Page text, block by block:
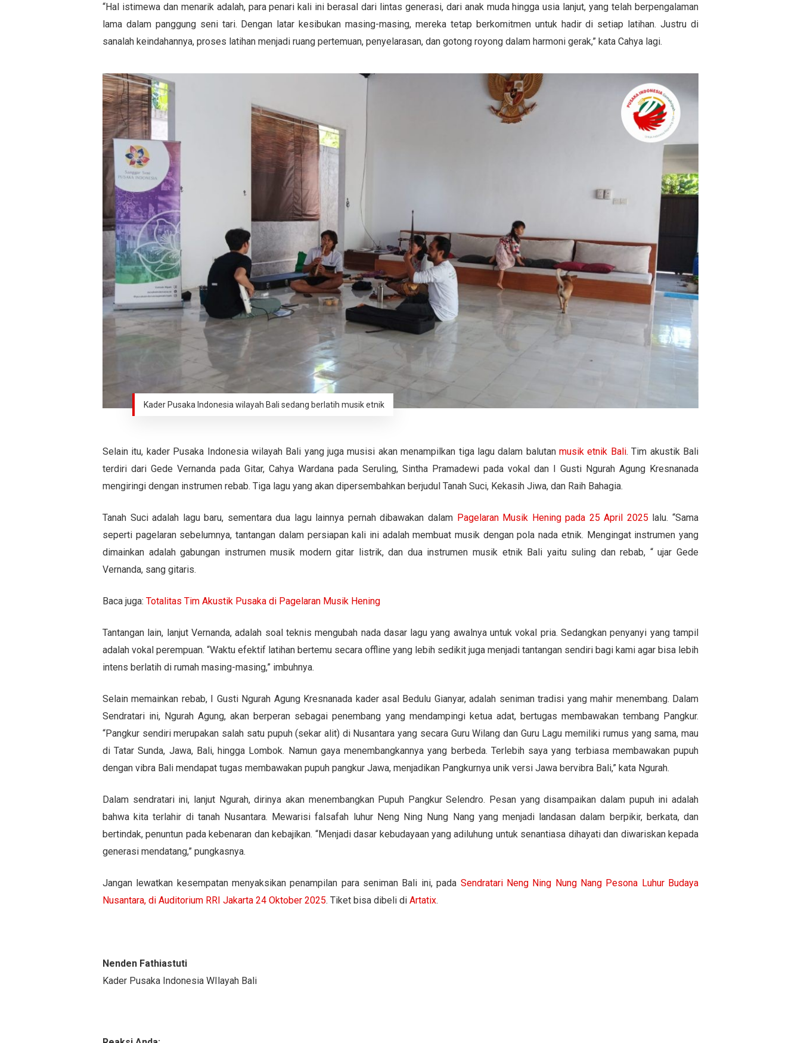
“Hal istimewa dan menarik adalah, para penari kali ini berasal dari lintas generasi, dari anak muda hingga usia lanjut, yang telah berpengalaman
lama dalam panggung seni tari. Dengan latar kesibukan masing-masing, mereka tetap berkomitmen untuk hadir di setiap latihan. Justru di
sanalah keindahannya, proses latihan menjadi ruang pertemuan, penyelarasan, dan gotong royong dalam harmoni gerak,” kata Cahya lagi.
Kader Pusaka Indonesia wilayah Bali sedang berlatih musik etnik
Selain itu, kader Pusaka Indonesia wilayah Bali yang juga musisi akan menampilkan tiga lagu dalam balutanmusik etnik Bali. Tim akustik Bali
terdiri dari Gede Vernanda pada Gitar, Cahya Wardana pada Seruling, Sintha Pramadewi pada vokal dan I Gusti Ngurah Agung Kresnanada
mengiringi dengan instrumen rebab. Tiga lagu yang akan dipersembahkan berjudul Tanah Suci, Kekasih Jiwa, dan Raih Bahagia.
Tanah Suci adalah lagu baru, sementara dua lagu lainnya pernah dibawakan dalam Pagelaran Musik Hening pada 25 April 2025 lalu. “Sama
seperti pagelaran sebelumnya, tantangan dalam persiapan kali ini adalah membuat musik dengan pola nada etnik. Mengingat instrumen yang
dimainkan adalah gabungan instrumen musik modern gitar listrik, dan dua instrumen musik etnik Bali yaitu suling dan rebab, “ ujar Gede
Vernanda, sang gitaris.
Baca juga: Totalitas Tim Akustik Pusaka di Pagelaran Musik Hening
Tantangan lain, lanjut Vernanda, adalah soal teknis mengubah nada dasar lagu yang awalnya untuk vokal pria. Sedangkan penyanyi yang tampil
adalah vokal perempuan. “Waktu efektif latihan bertemu secara offline yang lebih sedikit juga menjadi tantangan sendiri bagi kami agar bisa lebih
intens berlatih di rumah masing-masing,” imbuhnya.
Selain memainkan rebab, I Gusti Ngurah Agung Kresnanada kader asal Bedulu Gianyar, adalah seniman tradisi yang mahir menembang. Dalam
Sendratari ini, Ngurah Agung, akan berperan sebagai penembang yang mendampingi ketua adat, bertugas membawakan tembang Pangkur.
“Pangkur sendiri merupakan salah satu pupuh (sekar alit) di Nusantara yang secara Guru Wilang dan Guru Lagu memiliki rumus yang sama, mau
di Tatar Sunda, Jawa, Bali, hingga Lombok. Namun gaya menembangkannya yang berbeda. Terlebih saya yang terbiasa membawakan pupuh
dengan vibra Bali mendapat tugas membawakan pupuh pangkur Jawa, menjadikan Pangkurnya unik versi Jawa bervibra Bali,” kata Ngurah.
Dalam sendratari ini, lanjut Ngurah, dirinya akan menembangkan Pupuh Pangkur Selendro. Pesan yang disampaikan dalam pupuh ini adalah
bahwa kita terlahir di tanah Nusantara. Mewarisi falsafah luhur Neng Ning Nung Nang yang menjadi landasan dalam berpikir, berkata, dan
bertindak, penuntun pada kebenaran dan kebajikan. “Menjadi dasar kebudayaan yang adiluhung untuk senantiasa dihayati dan diwariskan kepada
generasi mendatang,” pungkasnya.
Jangan lewatkan kesempatan menyaksikan penampilan para seniman Bali ini, pada Sendratari Neng Ning Nung Nang Pesona Luhur Budaya
Nusantara, di Auditorium RRI Jakarta 24 Oktober 2025. Tiket bisa dibeli di Artatix.
Nenden Fathiastuti
Kader Pusaka Indonesia WIlayah Bali